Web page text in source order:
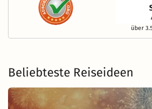
über
Beliebteste Reiseideen